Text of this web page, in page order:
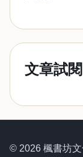
文章試閱
© 2026 楓書坊